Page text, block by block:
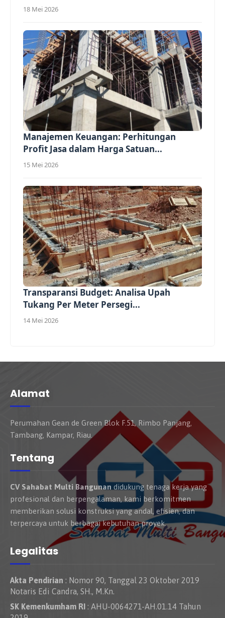
18 Mei 2026
Manajemen Keuangan: Perhitungan
Profit Jasa dalam Harga Satuan...
15 Mei 2026
Transparansi Budget: Analisa Upah
Tukang Per Meter Persegi...
14 Mei 2026
Alamat
Perumahan Gean de Green Blok F.51, Rimbo Panjang,
Tambang, Kampar, Riau.
Tentang
CV Sahabat Multi Bangunan didukung tenaga kerja yang
profesional dan berpengalaman, kami berkomitmen
memberikan solusi konstruksi yang andal, efisien, dan
terpercaya untuk berbagai kebutuhan proyek.
Legalitas
Akta Pendirian : Nomor 90, Tanggal 23 Oktober 2019
Notaris Edi Candra, SH., M.Kn.
SK Kemenkumham RI : AHU-0064271-AH.01.14 Tahun